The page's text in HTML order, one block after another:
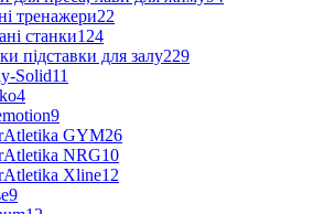
тренажери22
станки124
підставки для залу229
Solid11
4
9
GYM26
NRG10
Xline12
9